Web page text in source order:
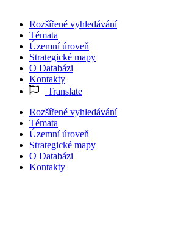
Rozšířené vyhledávání
Témata
Územní úroveň
Strategické mapy
O Databázi
Kontakty
Translate
Rozšířené vyhledávání
Témata
Územní úroveň
Strategické mapy
O Databázi
Kontakty